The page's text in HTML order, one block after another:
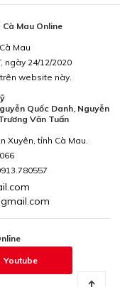
Mau Online
Mau
ngày 24/12/2020
website này.
Quốc Danh, Nguyễn
Văn Tuấn
Xuyên, tỉnh Cà Mau.
Youtube